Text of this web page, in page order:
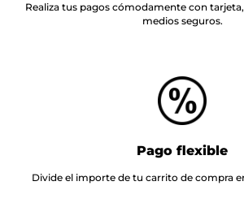
Realiza tus pagos cómodamente con
medios seguros.
Pago flexible
Divide el importe de tu carrito de compra